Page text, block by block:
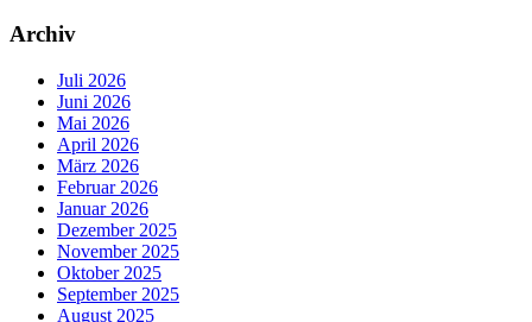
Archiv
Juli 2026
Juni 2026
Mai 2026
April 2026
März 2026
Februar 2026
Januar 2026
Dezember 2025
November 2025
Oktober 2025
September 2025
August 2025